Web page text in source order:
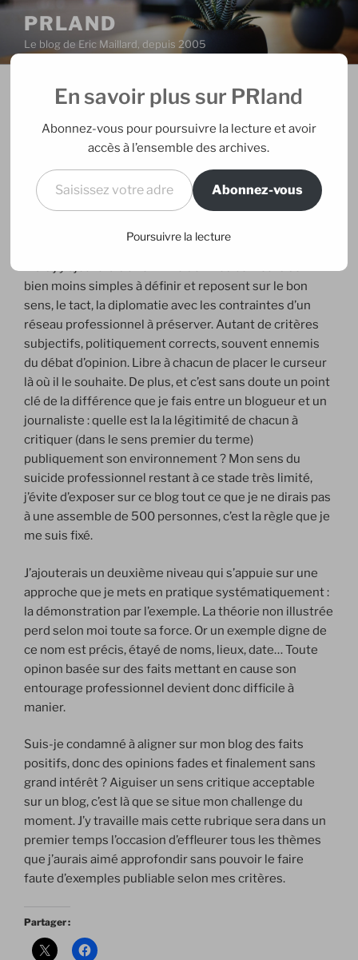
Aller
contenu
principal
PRLAND
Le blog de Eric Maillard, depuis 2005
PUBLIÉ
18/08/2005PARERIC
Le challenge de la liberté
d’expression
Il est d’usage de considérer les blogs d’opinion ou
d’experts comme des espaces de libre parole dont la
seule limite est fixée par la confidentialité "légale" ou
bien moins simples à définir et reposent sur le bon
sens, le tact, la diplomatie avec les contraintes d’un
réseau professionnel à préserver. Autant de critères
subjectifs, politiquement corrects, souvent ennemis
du débat d’opinion. Libre à chacun de placer le curseur
là où il le souhaite. De plus, et c’est sans doute un point
clé de la différence que je fais entre un blogueur et un
journaliste : quelle est la la légitimité de chacun à
critiquer (dans le sens premier du terme)
publiquement son environnement ? Mon sens du
suicide professionnel restant à ce stade très limité,
j’évite d’exposer sur ce blog tout ce que je ne dirais pas
à une assemble de 500 personnes, c’est la règle que je
me suis fixé.
J’ajouterais un deuxième niveau qui s’appuie sur une
approche que je mets en pratique systématiquement :
la démonstration par l’exemple. La théorie non illustrée
perd selon moi toute sa force. Or un exemple digne de
ce nom est précis, étayé de noms, lieux, date… Toute
opinon basée sur des faits mettant en cause son
entourage professionnel devient donc difficile à
manier.
Suis-je condamné à aligner sur mon blog des faits
positifs, donc des opinions fades et finalement sans
grand intérêt ? Aiguiser un sens critique acceptable
sur un blog, c’est là que se situe mon challenge du
moment. J’y travaille mais cette rubrique sera dans un
premier temps l’occasion d’effleurer tous les thèmes
que j’aurais aimé approfondir sans pouvoir le faire
faute d’exemples publiable selon mes critères.
Partager :
En savoir plus sur PRland
Abonnez-vous pour poursuivre la lecture et avoir
accès à l’ensemble des archives.
Saisissez votre adresse e-mail…
Abonnez-vous
Poursuivre la lecture